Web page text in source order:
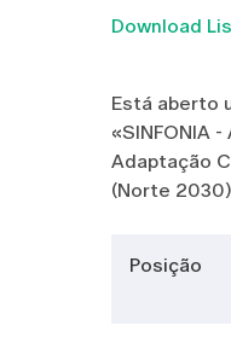
Download
Está aberto
«SINFONIA
Adaptação
(Norte
Posição